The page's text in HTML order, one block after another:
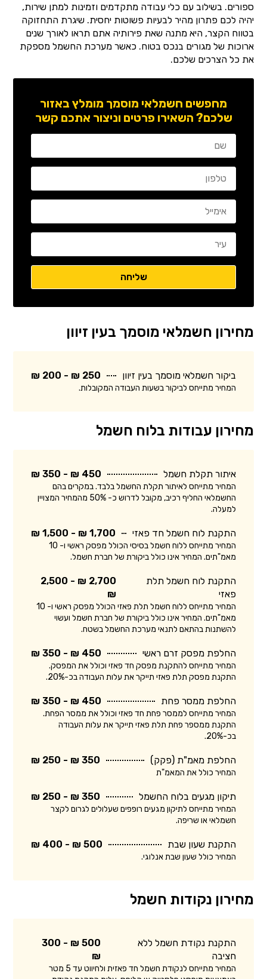
ספורים. בשילוב עם כלי עבודה מתקדמים וזמינות למתן שירות,
יהיה לכם פתרון מהיר לבעיות פשוטות יחסית. שיגרת התחזוקה
בטווח הקצר, היא מתנה שאת פירותיה אתם תראו לאורך שנים
ארוכות של מגורים בנכס בטוח. כאשר מערכת החשמל מספקת
את כל הצרכים שלכם.
מחפשים חשמלאי מוסמך מומלץ באזור
שלכם? השאירו פרטים וניצור אתכם קשר
מחירון חשמלאי מוסמך בעין זיוון
ביקור חשמלאי מוסמך בעין זיוון 250 ₪ - 200 ₪
המחיר מתייחס לביקור בשעות העבודה המקובלות.
מחירון עבודות בלוח חשמל
איתור תקלת חשמל 450 ₪ - 350 ₪
המחיר מתייחס לאיתור תקלת החשמל בלבד. במקרים בהם
החשמלאי החליף רכיב, מקובל לדרוש כ- 50% מהמחיר המצויין
למעלה.
התקנת לוח חשמל חד פאזי 1,700 ₪ - 1,500 ₪
המחיר מתייחס ללוח חשמל בסיסי הכולל מפסק ראשי ו- 10
מאמ"תים. המחיר אינו כולל ביקורת של חברת חשמל.
התקנת לוח חשמל תלת
פאזי
2,700 ₪ - 2,500
₪
המחיר מתייחס ללוח חשמל תלת פאזי הכולל מפסק ראשי ו- 10
מאמ"תים. המחיר אינו כולל ביקורת של חברת חשמל ועשוי
להשתנות בהתאם לתנאי מערכת החשמל בשטח.
החלפת מפסק זרם ראשי 450 ₪ - 350 ₪
המחיר מתייחס להתקנת מפסק חד פאזי וכולל את המפסק.
התקנת מפסק תלת פאזי תייקר את עלות העבודה בכ-20%.
החלפת ממסר פחת 450 ₪ - 350 ₪
המחיר מתייחס לממסר פחת חד פאזי וכולל את ממסר הפחת.
התקנת ממספר פחת תלת פאזי תייקר את עלות העבודה
בכ-20%.
החלפת מאמ"ת (פקק) 350 ₪ - 250 ₪
המחיר כולל את המאמ"ת
תיקון מגעים בלוח החשמל 350 ₪ - 250 ₪
המחיר מתייחס לתיקון מגעים רופפים שעלולים לגרום לקצר
חשמלאי או שריפה.
התקנת שעון שבת 500 ₪ - 400 ₪
המחיר כולל שעון שבת אנלוגי.
מחירון נקודות חשמל
התקנת נקודת חשמל ללא
חציבה
500 ₪ - 300
₪
המחיר מתייחס לנקודת חשמל חד פאזית ולחיווט עד 5 מטר